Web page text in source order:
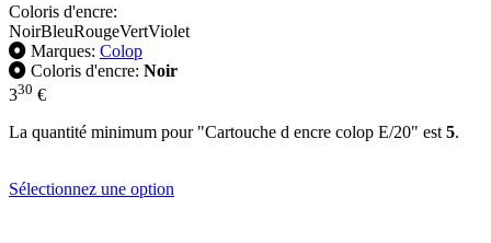
Coloris d'encre:
NoirBleuRougeVertViolet
Marques: Colop
Coloris d'encre: Noir
330 €
La quantité minimum pour "Cartouche d encre colop E/20" est 5.
Sélectionnez une option